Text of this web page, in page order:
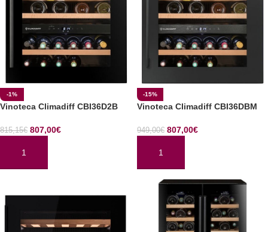
-1%
Vinoteca Climadiff CBI36D2B
815,15€ 807,00€
AÑADIR AL CARRITO
-15%
Vinoteca Climadiff CBI36DBM
949,00€ 807,00€
AÑADIR AL CARRITO